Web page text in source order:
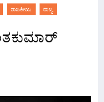
ರಾಜಕೀಯ ರಾಜ್ಯ